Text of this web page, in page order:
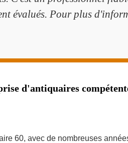
évalués. Pour plus
d'antiquaires
60, avec de nombreuses